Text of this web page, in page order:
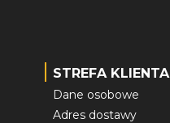
STREFA KLIENTA
Dane osobowe
Adres dostawy